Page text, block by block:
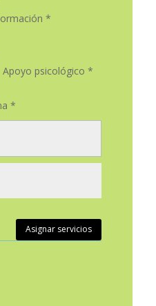
*
Apoyo psicológico *
*
Asignar servicios